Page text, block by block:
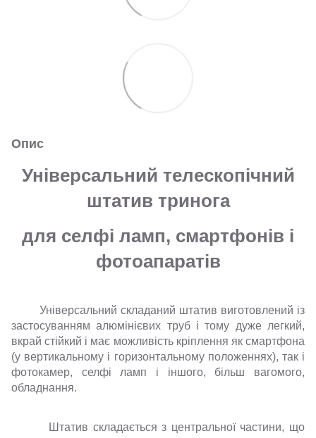
Опис
Універсальний телескопічний
штатив тринога
для селфі ламп, смартфонів і
фотоапаратів
Універсальний складаний штатив виготовлений із
застосуванням алюмінієвих труб і тому дуже легкий,
вкрай стійкий і має можливість кріплення як смартфона
(у вертикальному і горизонтальному положеннях), так і
фотокамер, селфі ламп і іншого, більш вагомого,
обладнання.
Штатив складається з центральної частини, що